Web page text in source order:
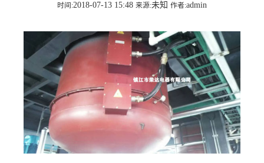
时间:2018-07-13 15:48 来源:未知 作者:admin